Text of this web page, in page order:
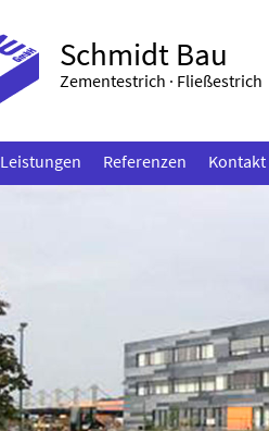
Schmidt Bau
Zementestrich · Fließestrich
Leistungen Referenzen Kontakt